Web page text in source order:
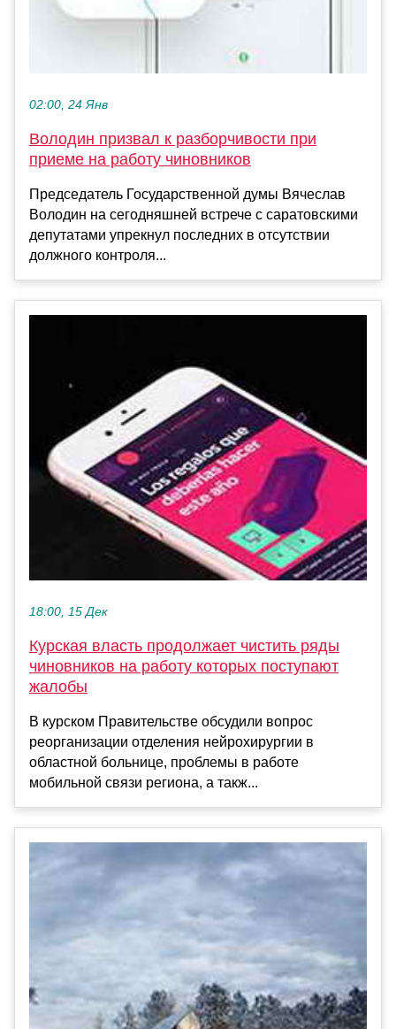
02:00, 24 Янв
Володин призвал к разборчивости при
приеме на работу чиновников
Председатель Государственной думы Вячеслав
Володин на сегодняшней встрече с саратовскими
депутатами упрекнул последних в отсутствии
должного контроля...
18:00, 15 Дек
Курская власть продолжает чистить ряды
чиновников на работу которых поступают
жалобы
В курском Правительстве обсудили вопрос
реорганизации отделения нейрохирургии в
областной больнице, проблемы в работе
мобильной связи региона, а такж...